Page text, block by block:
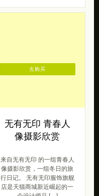
无有无印 青春人
像摄影欣赏
来自无有无印 的一组青春人
像摄影欣赏，一组冬日的旅
行日记。 无有无印服饰旗舰
店是天猫商城新近崛起的一
去购买